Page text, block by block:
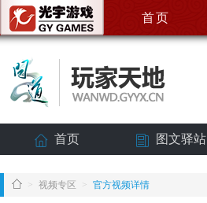
首页
首页 图文驿站
> 视频专区 > 官方视频详情